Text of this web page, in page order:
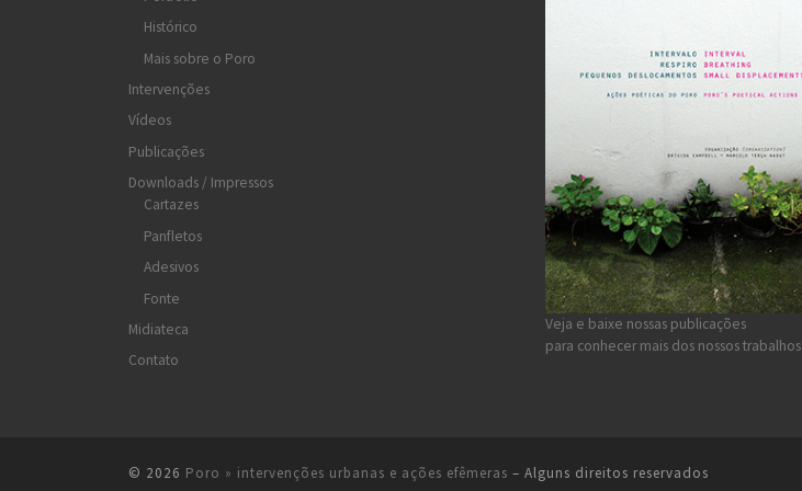
Histórico
Mais sobre o Poro
Intervenções
Vídeos
Publicações
Downloads / Impressos
Cartazes
Panfletos
Adesivos
Fonte
Midiateca
Contato
Veja e baixe nossas publicações
para conhecer mais dos nossos trabalhos
© 2026 Poro » intervenções urbanas e ações efêmeras – Alguns direitos reservados